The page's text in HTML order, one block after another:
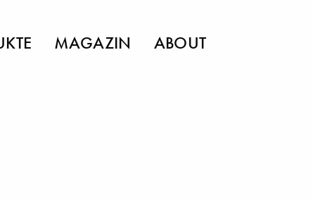
MAGAZIN ABOUT